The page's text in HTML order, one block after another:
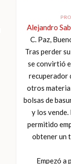
Alejandro
C. Paz,
Tras perder
se convirtió
recuperador
otros
bolsas de
y los
permitido
obtener un
Empezó a